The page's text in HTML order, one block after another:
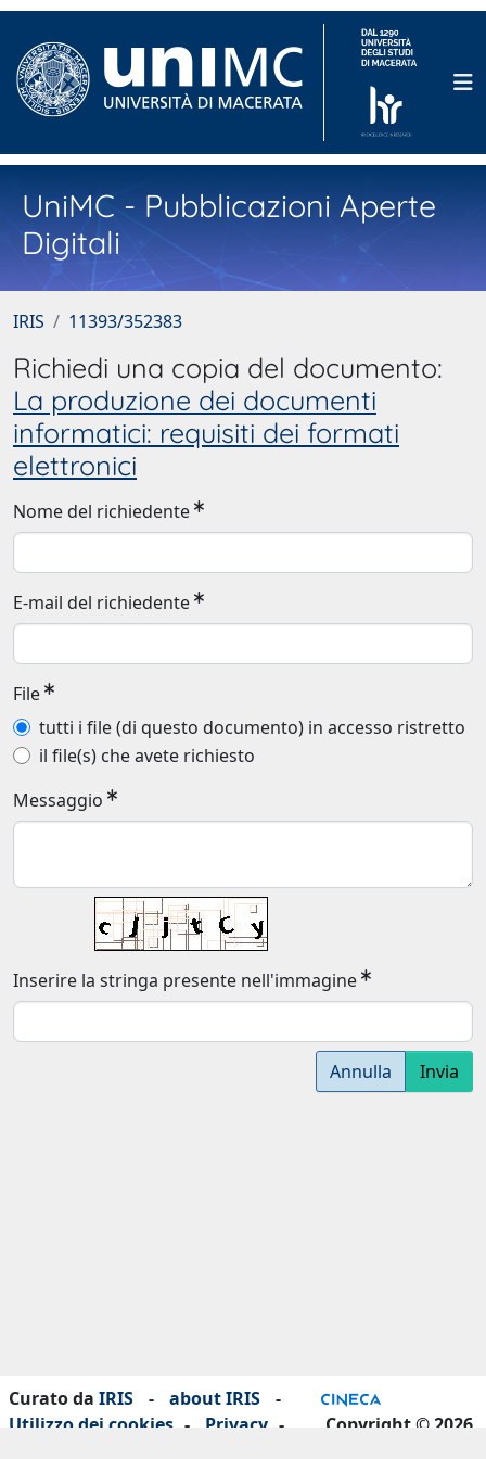
UniMC - Pubblicazioni Aperte
Digitali
IRIS 11393/352383
Richiedi una copia del documento:
La produzione dei documenti
informatici: requisiti dei formati
elettronici
Nome del richiedente
E-mail del richiedente
File
tutti i file (di questo documento) in accesso ristretto
il file(s) che avete richiesto
Messaggio
Inserire la stringa presente nell'immagine
Annulla Invia
Curato da IRIS - about IRIS
-
Utilizzo dei cookies - Privacy -
Copyright © 2026